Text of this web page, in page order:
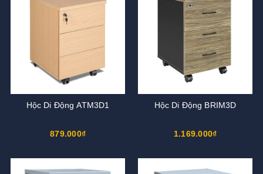
Hộc Di Động ATM3D1
879.000₫
Hộc Di Động BRIM3D
1.169.000₫